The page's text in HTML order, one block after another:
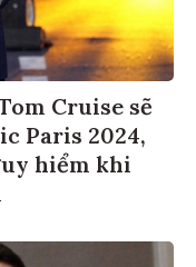
Cruise sẽ
Paris 2024,
hiểm khi